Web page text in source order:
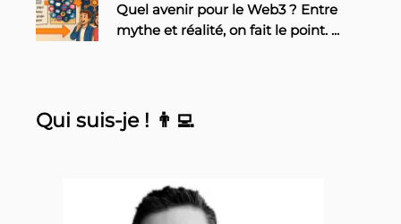
Quel avenir pour le Web3 ? Entre
mythe et réalité, on fait le point. ...
Qui suis-je ! 👨‍💻